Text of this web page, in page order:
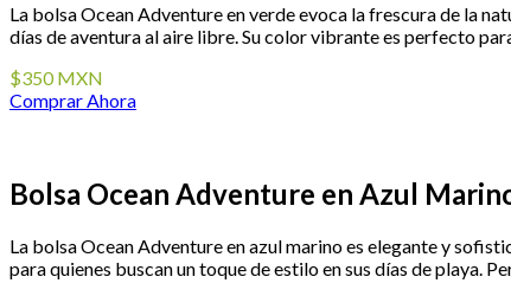
La bolsa Ocean Adventure en verde evoca la frescura de la
días de aventura al aire libre. Su color vibrante es perfecto
$350 MXN
Comprar Ahora
Bolsa Ocean Adventure en Azul
La bolsa Ocean Adventure en azul marino es elegante y
para quienes buscan un toque de estilo en sus días de playa.